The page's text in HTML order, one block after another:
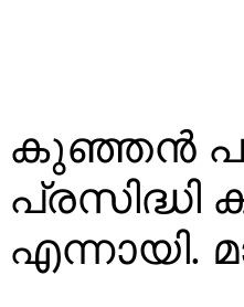
കുഞ്ഞൻ
പ്രസിദ്ധി
എന്നായി.